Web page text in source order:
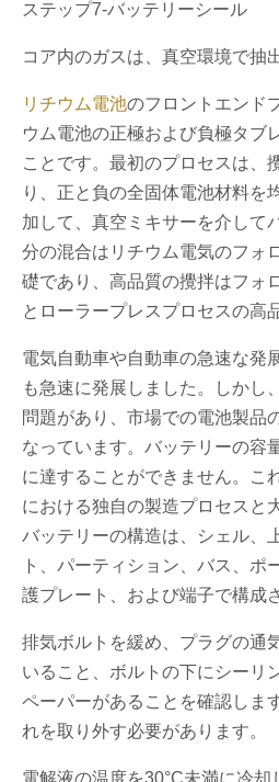
ステップ7-バッテリーシール
コア内のガスは、真空環境で抽
リチウム電池のフロントエンド
ウム電池の正極および負極タブ
ことです。最初のプロセスは、
り、正と負の全固体電池材料を
加して、真空ミキサーを介して
分の混合はリチウム電気のフォ
礎であり、高品質の攪拌はフォ
とローラープレスプロセスの高
電気自動車や自動車の急速な発
も急速に発展しました。しかし
問題があり、市場での電池製品
なっています。バッテリーの容
に達することができません。こ
における独自の製造プロセスと
バッテリーの構造は、シェル、
ト、パーティション、バス、ポ
護プレート、および端子で構成
排気ボルトを緩め、プラグの通
いること、ボルトの下にシーリ
ペーパーがあることを確認しま
れを取り外す必要があります。
電解液の温度を30°C未満に冷